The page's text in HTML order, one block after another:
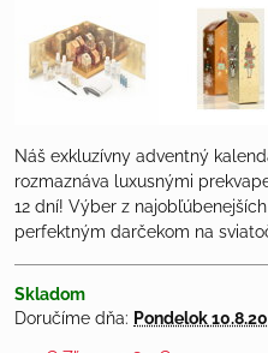
Náš exkluzívny adventný
rozmaznáva luxusnými
12 dní! Výber z
perfektným darčekom na
Skladom
Doručíme dňa: Pondelok